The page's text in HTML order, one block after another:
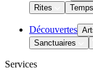
Rites
Découvertes
Sanctuaires
Services